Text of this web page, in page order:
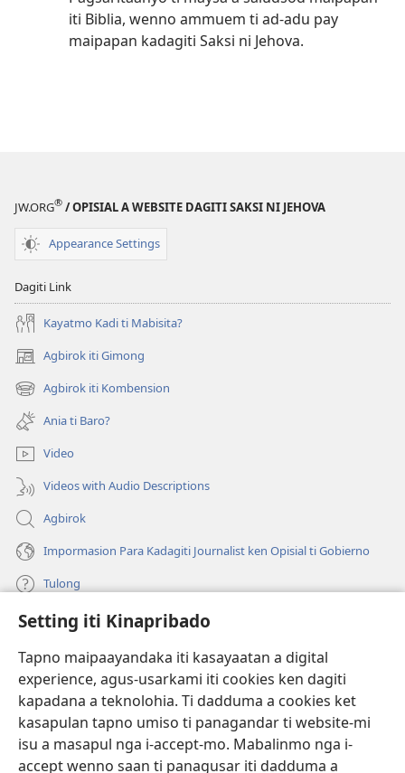
Setting iti Kinapribado
Tapno maipaayandaka iti kasayaatan a digital
experience, agus-usarkami iti cookies ken dagiti
kapadana a teknolohia. Ti dadduma a cookies ket
kasapulan tapno umiso ti panagandar ti website-mi
isu a masapul nga i-accept-mo. Mabalinmo nga i-
accept wenno saan ti panagusar iti dadduma a
iti Biblia, wenno ammuem ti ad-adu pay
maipapan kadagiti Saksi ni Jehova.
JW.ORG® / OPISIAL A WEBSITE DAGITI SAKSI NI JEHOVA
Appearance Settings
Dagiti Link
Kayatmo Kadi ti Mabisita?
Agbirok iti Gimong
(manglukat
iti
baro
window)
Agbirok iti Kombension
(manglukat
iti
baro
a
window)
Ania ti Baro?
Video
Videos with Audio Descriptions
Agbirok
Impormasion Para Kadagiti Journalist ken Opisial ti Gobierno
Tulong
Donasion
(manglukat
iti
baro
a
window)
Watchtower ONLINE A LIBRARIA
(manglukat
iti
baro
a
JW Hub ®
(manglukat
iti
baro
JW Library